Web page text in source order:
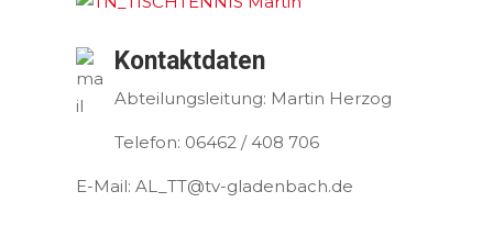
Kontaktdaten
Abteilungsleitung: Martin Herzog
Telefon: 06462 / 408 706
E-Mail: AL_TT@tv-gladenbach.de